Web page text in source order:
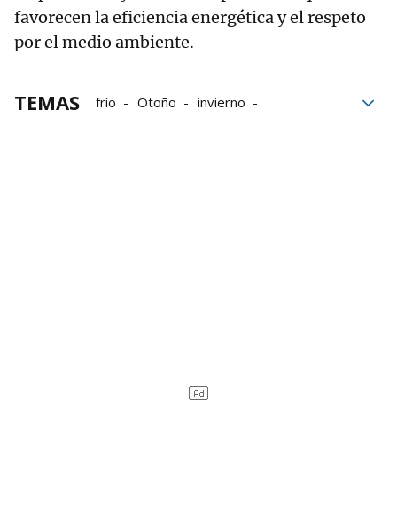
favorecen la eficiencia energética y el respeto
por el medio ambiente.
TEMAS frío Otoño
invierno